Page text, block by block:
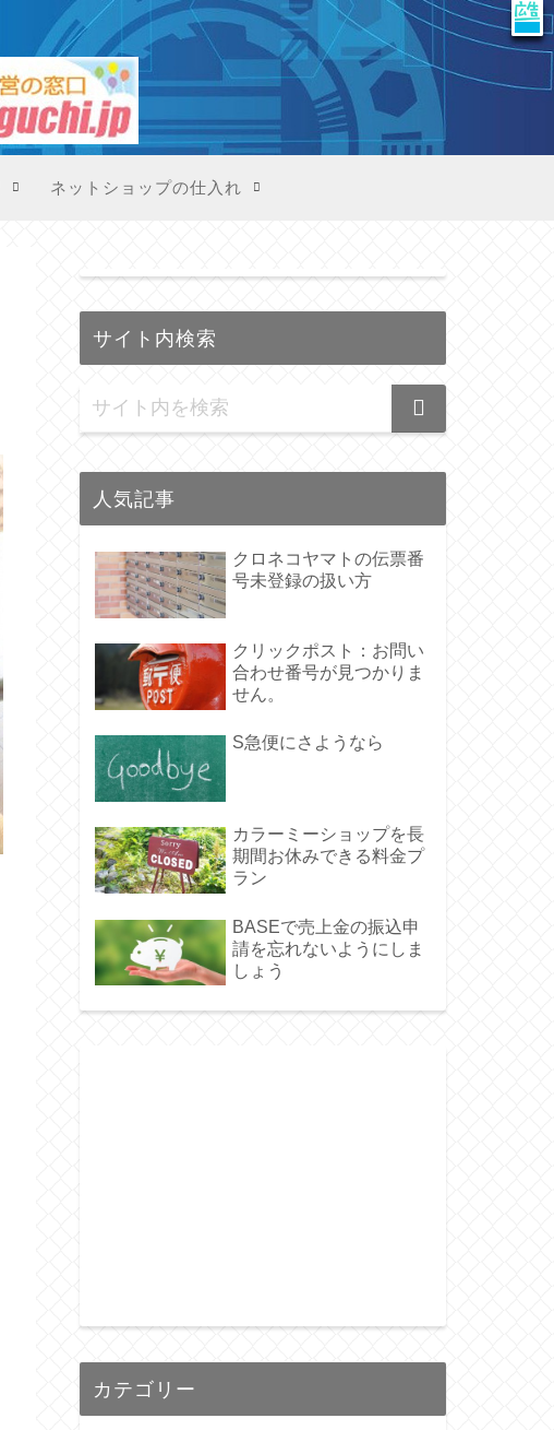
X
ネットショップの仕入れ
サイト内検索
人気記事
クロネコヤマトの伝票番
号未登録の扱い方
クリックポスト：お問い
合わせ番号が見つかりま
せん。
S急便にさようなら
カラーミーショップを長
期間お休みできる料金プ
ラン
BASEで売上金の振込申
請を忘れないようにしま
しょう
カテゴリー